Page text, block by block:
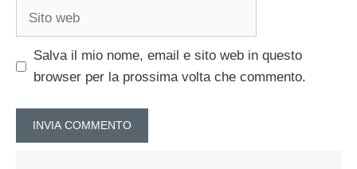
Sito
Salva il mio nome, email e sito web in questo
browser per la prossima volta che commento.